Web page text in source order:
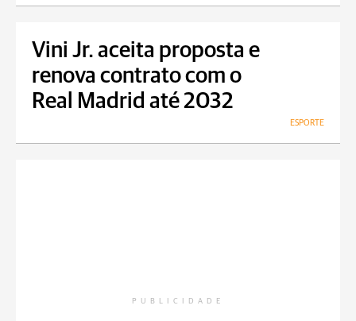
Vini Jr. aceita proposta e
renova contrato com o
Real Madrid até 2032
ESPORTE
PUBLICIDADE